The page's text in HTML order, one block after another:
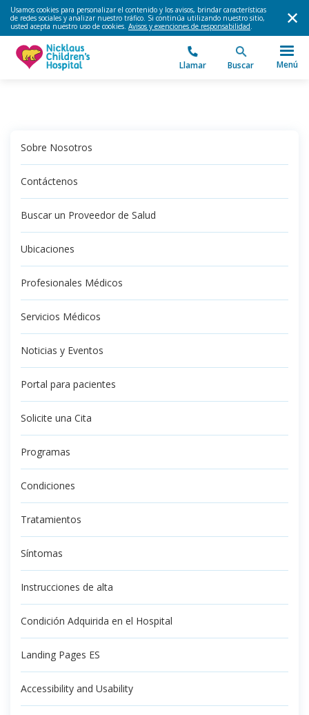
Usamos cookies para personalizar el contenido y los avisos, brindar características
de redes sociales y analizar nuestro tráfico. Si continúa utilizando nuestro sitio,
usted acepta nuestro uso de cookies. Avisos y exenciones de responsabilidad.
Llamar Buscar Menú
Sobre Nosotros
Contáctenos
Buscar un Proveedor de Salud
Ubicaciones
Profesionales Médicos
Servicios Médicos
Noticias y Eventos
Portal para pacientes
Solicite una Cita
Programas
Condiciones
Tratamientos
Síntomas
Instrucciones de alta
Condición Adquirida en el Hospital
Landing Pages ES
Accessibility and Usability